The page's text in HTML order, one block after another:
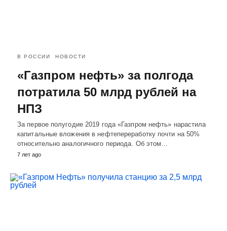
В РОССИИ НОВОСТИ
«Газпром нефть» за полгода
потратила 50 млрд рублей на
НПЗ
За первое полугодие 2019 года «Газпром нефть» нарастила
капитальные вложения в нефтепереработку почти на 50%
относительно аналогичного периода. Об этом…
7 лет ago